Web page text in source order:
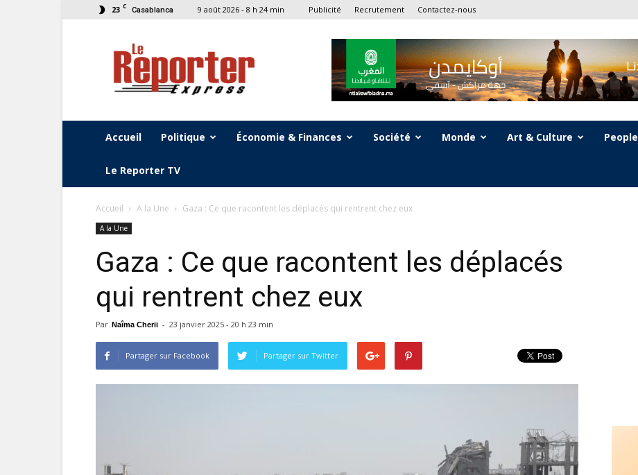
23 C Casablanca 9 août 2026 - 8 h 24 min Publicité Recrutement Contactez-nous
Le
Reporter
Express
Accueil Politique Économie & Finances Société Monde Art & Culture People
Le Reporter TV
Accueil A la Une Gaza : Ce que racontent les déplacés qui rentrent chez eux
A la Une
Gaza : Ce que racontent les déplacés
qui rentrent chez eux
Par Naîma Cherii - 23 janvier 2025 - 20 h 23 min
Partager sur Facebook Partager sur Twitter